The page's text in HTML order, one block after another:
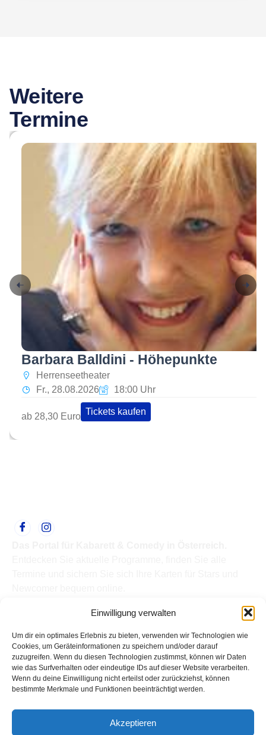
Einwilligung verwalten
Um dir ein optimales Erlebnis zu bieten, verwenden wir Technologien wie
Cookies, um Geräteinformationen zu speichern und/oder darauf
zuzugreifen. Wenn du diesen Technologien zustimmst, können wir Daten
wie das Surfverhalten oder eindeutige IDs auf dieser Website verarbeiten.
Wenn du deine Einwilligung nicht erteilst oder zurückziehst, können
bestimmte Merkmale und Funktionen beeinträchtigt werden.
Akzeptieren
Weitere
Termine
Barbara Balldini - Höhepunkte
Herrenseetheater
Fr., 28.08.2026
18:00 Uhr
ab 28,30 Euro Tickets kaufen
Termine
Kabarettisten
Spielorte
Top Links
Kabarettisten in Österreich: Aktuelle Stars & Programme
Kontakt